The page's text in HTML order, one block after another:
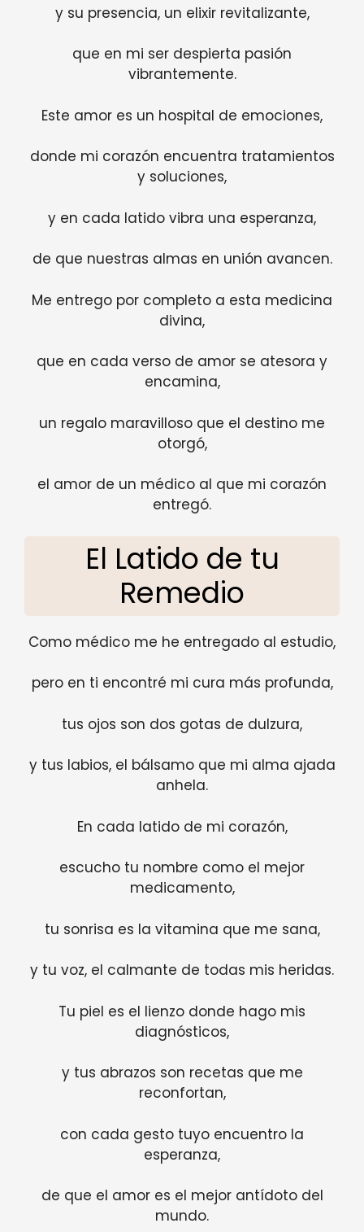
y su presencia, un elixir revitalizante,
que en mi ser despierta pasión
vibrantemente.
Este amor es un hospital de emociones,
donde mi corazón encuentra tratamientos
y soluciones,
y en cada latido vibra una esperanza,
de que nuestras almas en unión avancen.
Me entrego por completo a esta medicina
divina,
que en cada verso de amor se atesora y
encamina,
un regalo maravilloso que el destino me
otorgó,
el amor de un médico al que mi corazón
entregó.
El Latido de tu
Remedio
Como médico me he entregado al estudio,
pero en ti encontré mi cura más profunda,
tus ojos son dos gotas de dulzura,
y tus labios, el bálsamo que mi alma ajada
anhela.
En cada latido de mi corazón,
escucho tu nombre como el mejor
medicamento,
tu sonrisa es la vitamina que me sana,
y tu voz, el calmante de todas mis heridas.
Tu piel es el lienzo donde hago mis
diagnósticos,
y tus abrazos son recetas que me
reconfortan,
con cada gesto tuyo encuentro la
esperanza,
de que el amor es el mejor antídoto del
mundo.